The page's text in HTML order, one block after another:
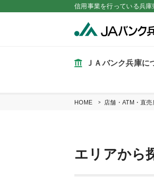
信用事業を行っている兵
ＪＡバンク兵庫に
HOME 店舗・ATM・直売
エリアから